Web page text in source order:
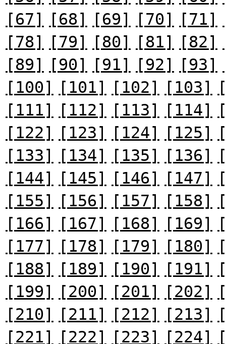
[67]
[68] [69] [70] [71]
[78]
[79] [80] [81] [82]
[89]
[90] [91] [92] [93]
[100]
[101] [102] [103]
[111]
[112] [113] [114]
[122]
[123] [124] [125]
[133]
[134] [135] [136]
[144]
[145] [146] [147]
[155]
[156] [157] [158]
[166]
[167] [168] [169]
[177]
[178] [179] [180]
[188]
[189] [190] [191]
[199]
[200] [201] [202]
[210]
[211] [212] [213]
[221]
[222] [223] [224]